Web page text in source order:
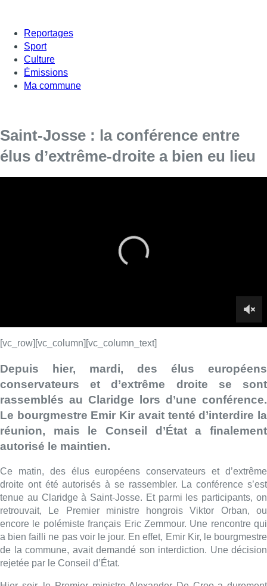
Reportages
Sport
Culture
Émissions
Ma commune
Saint-Josse : la conférence entre
élus d’extrême-droite a bien eu lieu
rassemblés au Claridge lors d’une conférence.
Le bourgmestre Emir Kir avait tenté d’interdire la
Ce matin, des élus européens conservateurs et d’extrême
droite ont été autorisés à se rassembler. La conférence s’est
tenue au Claridge à Saint-Josse. Et parmi les participants, on
retrouvait, Le Premier ministre hongrois Viktor Orban, ou
encore le polémiste français Eric Zemmour. Une rencontre qui
a bien failli ne pas voir le jour. En effet, Emir Kir, le bourgmestre
de la commune, avait demandé son interdiction. Une décision
rejetée par le Conseil d’État.
Hier soir, le Premier ministre Alexander De Crooa durement
critiqué la décision du bourgmestre
Emir Kir d’interdire une conférence d’élus d’extrême-droite.”
qui s’est passé au Claridge aujourd’hui est inacceptable
“, écrit,
en anglais, le chef du gouvernement fédéral sur son compte X
(ex-Twitter). “
L’autonomie communale est une pierre angulaire
notre démocratie mais ne peut jamais l’emporter sur la
constitution belge qui garantit la liberté d’expression et
de
réunion pacifique depuis 1830. Interdire les réunions politiques
est inconstitutionnel. Point final “, ajoute-t-il.
What happened at the Claridge today is
unacceptable. Municipal autonomy is a cornerstone